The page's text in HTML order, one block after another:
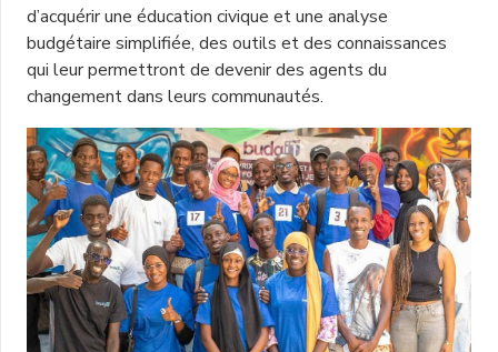
d’acquérir une éducation civique et une analyse
budgétaire simplifiée, des outils et des connaissances
qui leur permettront de devenir des agents du
changement dans leurs communautés.